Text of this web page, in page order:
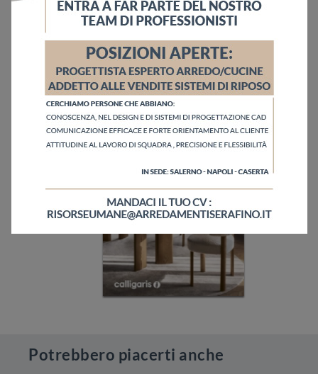
Sfoglia i cataloghi
Invia
Potrebbero piacerti anche